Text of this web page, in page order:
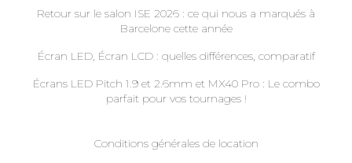
Retour sur le salon ISE 2026 : ce qui nous a marqués à
Barcelone cette année
Écran LED, Écran LCD : quelles différences, comparatif
Écrans LED Pitch 1.9 et 2.6mm et MX40 Pro : Le combo
parfait pour vos tournages !
Conditions générales de location